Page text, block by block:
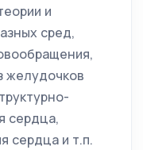
и
сред,
желудочков
сердца,
сердца и т.п.